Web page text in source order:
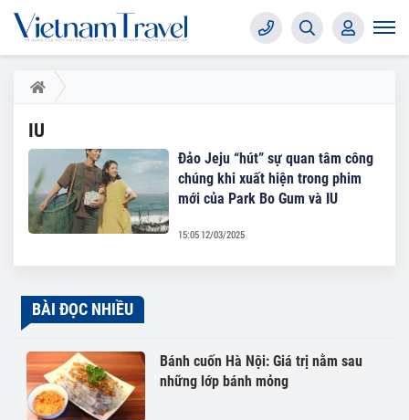
IU
Đảo Jeju “hút” sự quan tâm công
chúng khi xuất hiện trong phim
mới của Park Bo Gum và IU
15:05 12/03/2025
BÀI ĐỌC NHIỀU
Bánh cuốn Hà Nội: Giá trị nằm sau
những lớp bánh mỏng